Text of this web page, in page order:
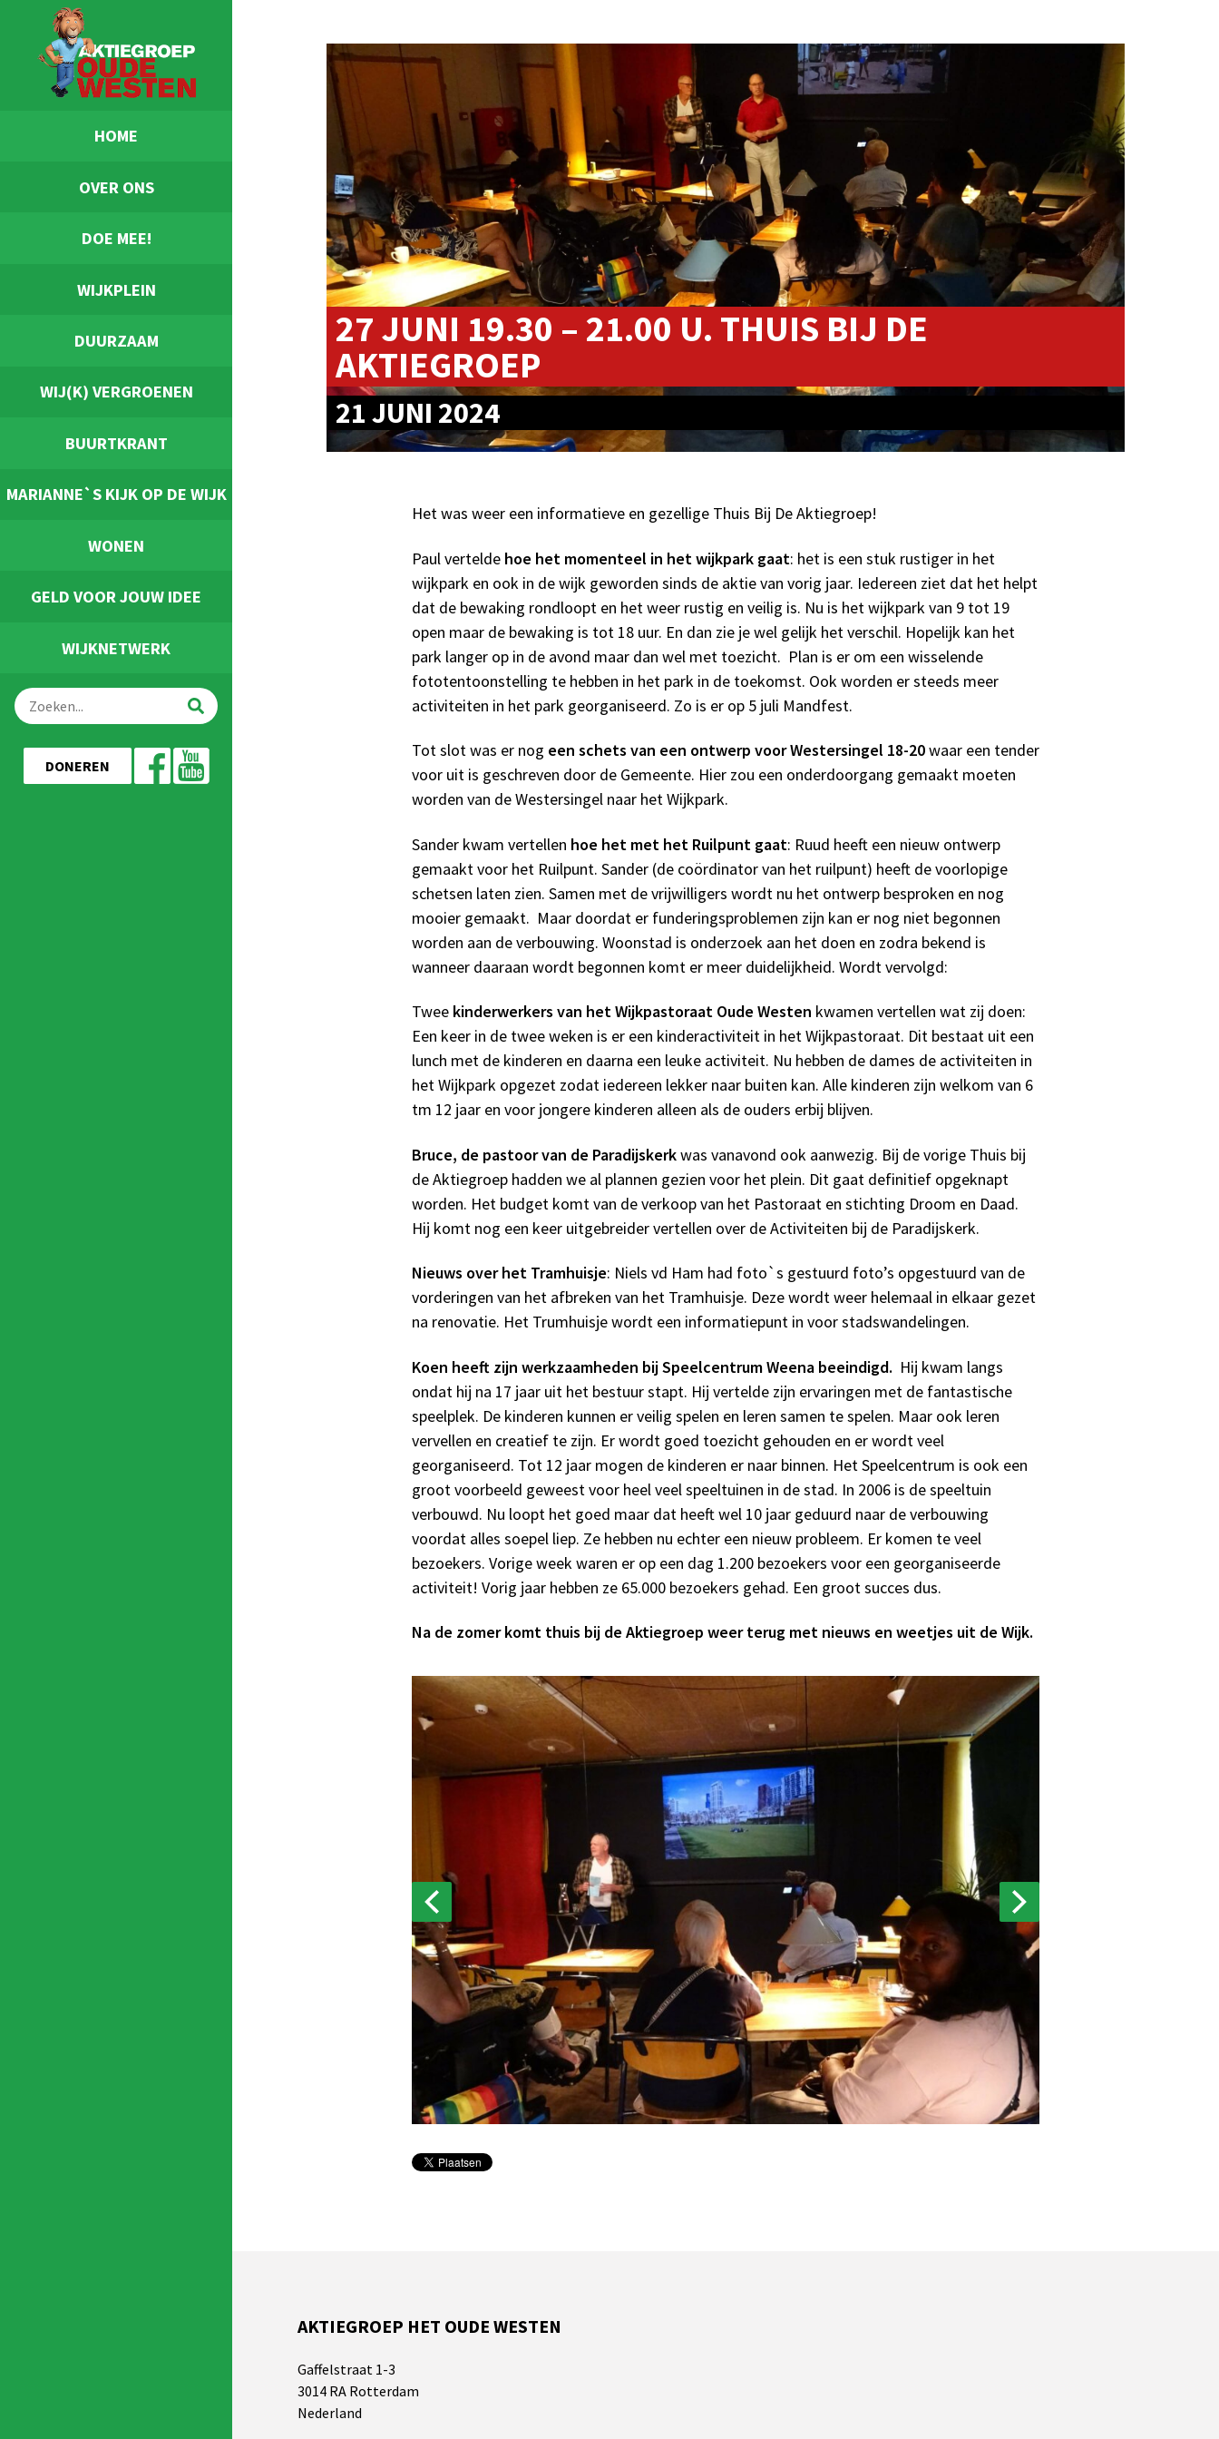
HOME
OVER ONS
DOE MEE!
WIJKPLEIN
DUURZAAM
WIJ(K) VERGROENEN
BUURTKRANT
MARIANNE`S KIJK OP DE WIJK
WONEN
GELD VOOR JOUW IDEE
WIJKNETWERK
DONEREN
27 JUNI 19.30 – 21.00 U. THUIS BIJ DE
AKTIEGROEP
21 JUNI 2024
Het was weer een informatieve en gezellige Thuis Bij De Aktiegroep!
Paul vertelde hoe het momenteel in het wijkpark gaat: het is een stuk rustiger in het
wijkpark en ook in de wijk geworden sinds de aktie van vorig jaar. Iedereen ziet dat het helpt
dat de bewaking rondloopt en het weer rustig en veilig is. Nu is het wijkpark van 9 tot 19
open maar de bewaking is tot 18 uur. En dan zie je wel gelijk het verschil. Hopelijk kan het
park langer op in de avond maar dan wel met toezicht. Plan is er om een wisselende
fototentoonstelling te hebben in het park in de toekomst. Ook worden er steeds meer
activiteiten in het park georganiseerd. Zo is er op 5 juli Mandfest.
Tot slot was er nog een schets van een ontwerp voor Westersingel 18-20waar een tender
voor uit is geschreven door de Gemeente. Hier zou een onderdoorgang gemaakt moeten
worden van de Westersingel naar het Wijkpark.
Sander kwam vertellen hoe het met het Ruilpunt gaat: Ruud heeft een nieuw ontwerp
gemaakt voor het Ruilpunt. Sander (de coördinator van het ruilpunt) heeft de voorlopige
schetsen laten zien. Samen met de vrijwilligers wordt nu het ontwerp besproken en nog
mooier gemaakt. Maar doordat er funderingsproblemen zijn kan er nog niet begonnen
worden aan de verbouwing. Woonstad is onderzoek aan het doen en zodra bekend is
wanneer daaraan wordt begonnen komt er meer duidelijkheid. Wordt vervolgd:
Twee kinderwerkers van het Wijkpastoraat Oude Westen kwamen vertellen wat zij doen:
Een keer in de twee weken is er een kinderactiviteit in het Wijkpastoraat. Dit bestaat uit een
lunch met de kinderen en daarna een leuke activiteit. Nu hebben de dames de activiteiten in
het Wijkpark opgezet zodat iedereen lekker naar buiten kan. Alle kinderen zijn welkom van 6
tm 12 jaar en voor jongere kinderen alleen als de ouders erbij blijven.
Bruce, de pastoor van de Paradijskerkwas vanavond ook aanwezig. Bij de vorige Thuis bij
de Aktiegroep hadden we al plannen gezien voor het plein. Dit gaat definitief opgeknapt
worden. Het budget komt van de verkoop van het Pastoraat en stichting Droom en Daad.
Hij komt nog een keer uitgebreider vertellen over de Activiteiten bij de Paradijskerk.
Nieuws over het Tramhuisje: Niels vd Ham had foto`s gestuurd foto’s opgestuurd van de
vorderingen van het afbreken van het Tramhuisje. Deze wordt weer helemaal in elkaar gezet
na renovatie. Het Trumhuisje wordt een informatiepunt in voor stadswandelingen.
Koen heeft zijn werkzaamheden bij Speelcentrum Weena beeindigd. Hij kwam langs
ondat hij na 17 jaar uit het bestuur stapt. Hij vertelde zijn ervaringen met de fantastische
speelplek. De kinderen kunnen er veilig spelen en leren samen te spelen. Maar ook leren
vervellen en creatief te zijn. Er wordt goed toezicht gehouden en er wordt veel
georganiseerd. Tot 12 jaar mogen de kinderen er naar binnen. Het Speelcentrum is ook een
groot voorbeeld geweest voor heel veel speeltuinen in de stad. In 2006 is de speeltuin
verbouwd. Nu loopt het goed maar dat heeft wel 10 jaar geduurd naar de verbouwing
voordat alles soepel liep. Ze hebben nu echter een nieuw probleem. Er komen te veel
bezoekers. Vorige week waren er op een dag 1.200 bezoekers voor een georganiseerde
activiteit! Vorig jaar hebben ze 65.000 bezoekers gehad. Een groot succes dus.
Na de zomer komt thuis bij de Aktiegroep weer terug met nieuws en weetjes uit de Wijk.
PREVIOUS
AKTIEGROEP HET OUDE WESTEN
Gaffelstraat 1-3
3014 RA Rotterdam
Nederland